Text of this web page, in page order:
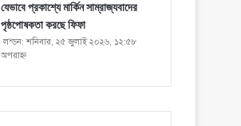
যেভাবে প্রকাশ্যে মার্কিন সাম্রাজ্যবাদের
পৃষ্ঠপোষকতা করছে ফিফা
লন্ডন: শনিবার, ২৫ জুলাই ২০২৬, ১২:৫৮
অপরাহ্ণ